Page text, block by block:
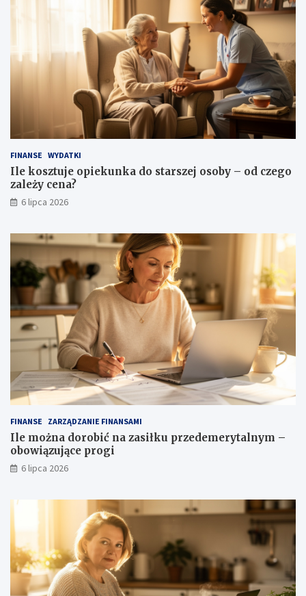
FINANSE WYDATKI
Ile kosztuje opiekunka do starszej osoby – od czego
zależy cena?
6 lipca 2026
FINANSE ZARZĄDZANIE FINANSAMI
Ile można dorobić na zasiłku przedemerytalnym –
obowiązujące progi
6 lipca 2026